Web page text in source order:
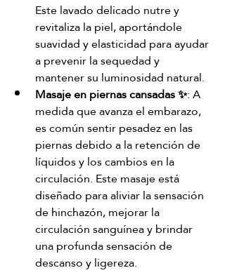
Este lavado delicado nutre y
revitaliza la piel, aportándole
suavidad y elasticidad para ayudar
a prevenir la sequedad y
mantener su luminosidad natural.
Masaje en piernas cansadas ✨: A
medida que avanza el embarazo,
es común sentir pesadez en las
piernas debido a la retención de
líquidos y los cambios en la
circulación. Este masaje está
diseñado para aliviar la sensación
de hinchazón, mejorar la
circulación sanguínea y brindar
una profunda sensación de
descanso y ligereza.